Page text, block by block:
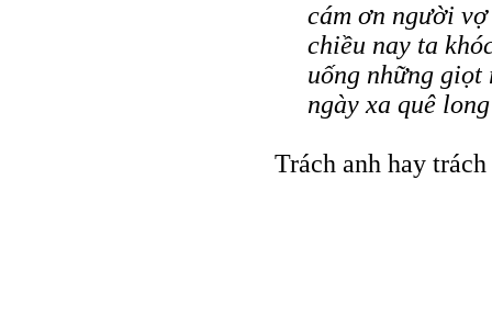
cám ơn người
chiều nay ta
uống những giọt
ngày xa quê
Trách anh hay